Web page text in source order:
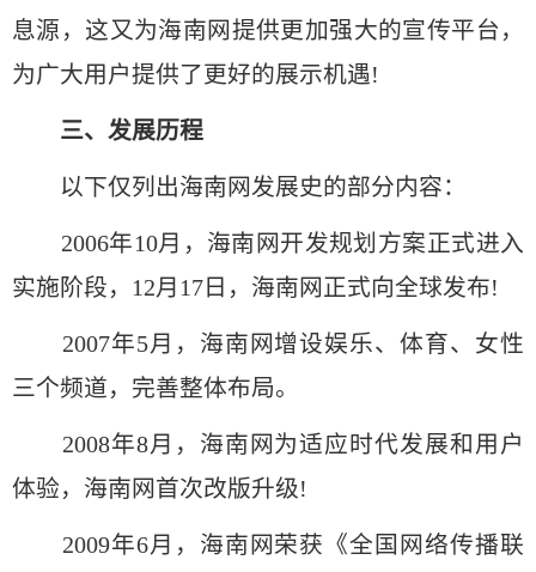
息源，这又为海南网提供更加强大的宣传平台，
为广大用户提供了更好的展示机遇!
三、发展历程
以下仅列出海南网发展史的部分内容：
2006年10月，海南网开发规划方案正式进入
实施阶段，12月17日，海南网正式向全球发布!
2007年5月，海南网增设娱乐、体育、女性
三个频道，完善整体布局。
2008年8月，海南网为适应时代发展和用户
体验，海南网首次改版升级!
2009年6月，海南网荣获《全国网络传播联